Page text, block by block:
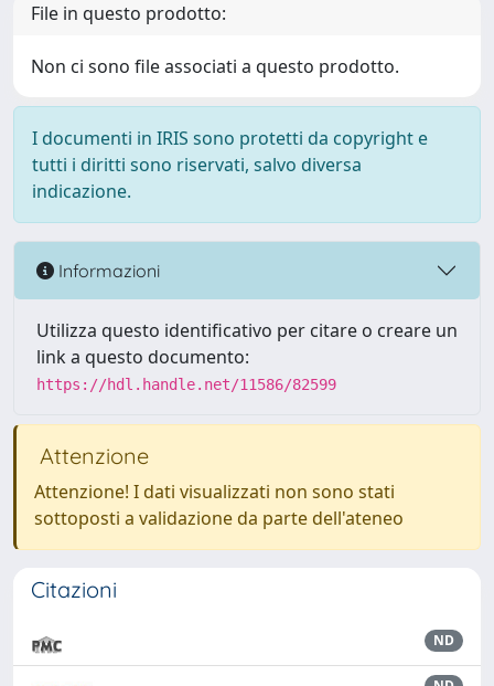
File in questo prodotto:
Non ci sono file associati a questo prodotto.
I documenti in IRIS sono protetti da copyright e
tutti i diritti sono riservati, salvo diversa
indicazione.
Informazioni
Utilizza questo identificativo per citare o creare un
link a questo documento:
https://hdl.handle.net/11586/82599
Attenzione
Attenzione! I dati visualizzati non sono stati
sottoposti a validazione da parte dell'ateneo
Citazioni
ND